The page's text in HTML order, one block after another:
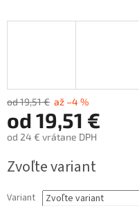
od 19,51 € až –4 %
od 19,51 €
od 24 € vrátane DPH
cena:
Zvoľte variant
Variant